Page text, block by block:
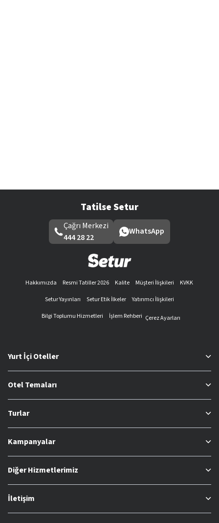
Tatilse Setur
Çağrı Merkezi
444 28 22
WhatsApp
Hakkımızda Resmi Tatiller 2026 Kalite Müşteri İlişkileri
KVKK
Setur Yayınları
Setur Etik İlkeler
Yatırımcı İlişkileri
Bilgi Toplumu Hizmetleri
İşlem Rehberi Çerez Ayarları
Yurt İçi Oteller
Otel Temaları
Turlar
Kampanyalar
Diğer Hizmetlerimiz
İletişim